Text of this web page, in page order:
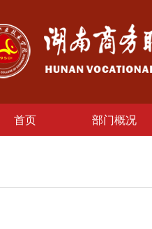
首页 部门概况